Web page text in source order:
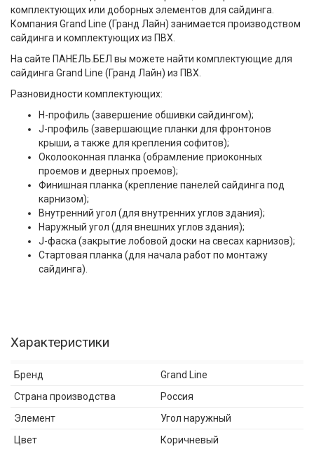
комплектующих или доборных элементов для сайдинга.
Компания Grand Line (Гранд Лайн) занимается производством
сайдинга и комплектующих из ПВХ.
На сайте ПАНЕЛЬ.БЕЛ вы можете найти комплектующие для
сайдинга Grand Line (Гранд Лайн) из ПВХ.
Разновидности комплектующих:
H-профиль (завершение обшивки сайдингом);
J-профиль (завершающие планки для фронтонов
крыши, а также для крепления софитов);
Околооконная планка (обрамление приоконных
проемов и дверных проемов);
Финишная планка (крепление панелей сайдинга под
карнизом);
Внутренний угол (для внутренних углов здания);
Наружный угол (для внешних углов здания);
J-фаска (закрытие лобовой доски на свесах карнизов);
Стартовая планка (для начала работ по монтажу
сайдинга).
Характеристики
Бренд
Grand Line
Страна производства
Россия
Элемент
Угол наружный
Цвет
Коричневый